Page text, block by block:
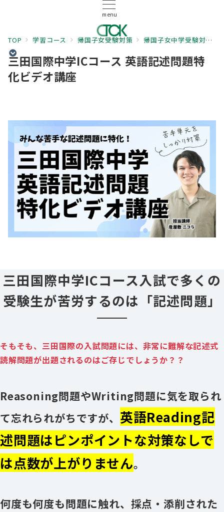
menu
TOP 学習コース 帰国子女受験対策 帰国子女中学受験対策
三田国際中学ICコース 英語記述問題特
化ビデオ講座
三田国際中学ICコース入試で多くの
受験生が苦労するのは「記述問題」
そもそも、三田国際の入試問題には、非常に難解な記述式
読解問題が出題されるのはご存じでしょうか？？
Reasoning問題やWriting問題に気を取られ
て忘れられがちですが、 英語Reading記
述問題はピンポイントな対策なしで
は点数が上がりません。
何度も何度も問題に触れ、採点・添削された